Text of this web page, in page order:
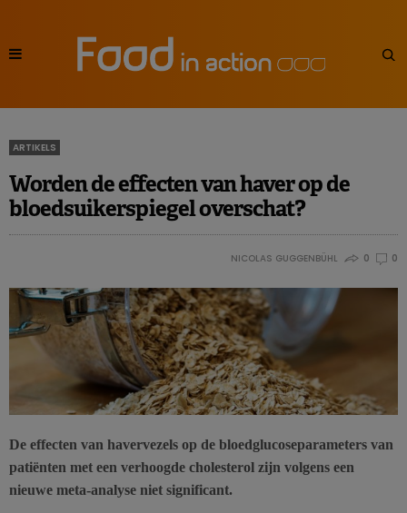
ARTIKELS
Worden de effecten van haver op de
bloedsuikerspiegel overschat?
NICOLAS GUGGENBÜHL 0 0
De effecten van havervezels op de bloedglucoseparameters van
patiënten met een verhoogde cholesterol zijn volgens een
nieuwe meta-analyse niet significant.